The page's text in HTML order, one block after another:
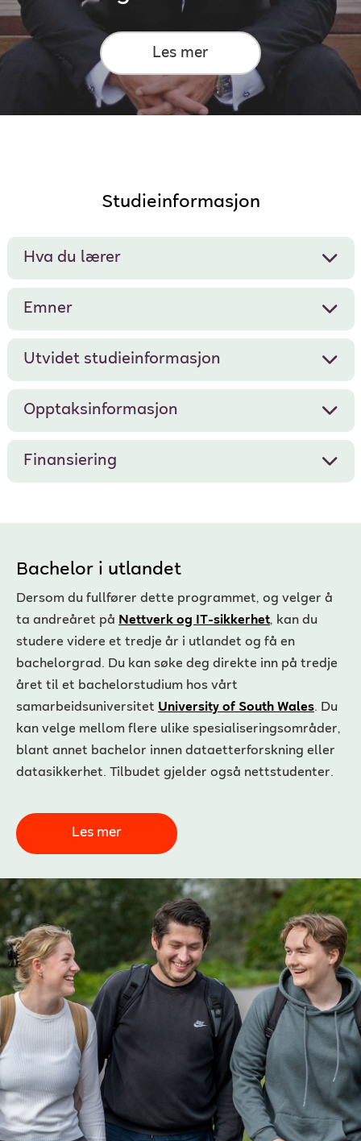
Les mer
Studieinformasjon
Hva du lærer
Emner
Utvidet studieinformasjon
Opptaksinformasjon
Finansiering
Bachelor i utlandet
Dersom du fullfører dette programmet, og velger å
ta andreåret på Nettverk og IT-sikkerhet, kan du
studere videre et tredje år i utlandet og få en
bachelorgrad. Du kan søke deg direkte inn på tredje
året til et bachelorstudium hos vårt
samarbeidsuniversitet University of South Wales. Du
kan velge mellom flere ulike spesialiseringsområder,
blant annet bachelor innen dataetterforskning eller
datasikkerhet. Tilbudet gjelder også nettstudenter.
Les mer